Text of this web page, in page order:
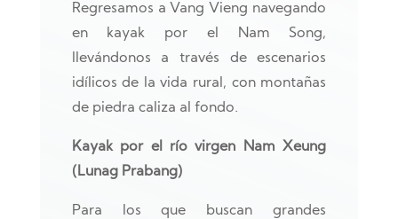
Regresamos a Vang Vieng navegando
en kayak por el Nam Song,
llevándonos a través de escenarios
idílicos de la vida rural, con montañas
de piedra caliza al fondo.
Kayak por el río virgen Nam Xeung
(Lunag Prabang)
Para los que buscan grandes